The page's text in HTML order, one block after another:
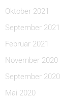
Oktober 2021
September 2021
Februar 2021
November 2020
September 2020
Mai 2020